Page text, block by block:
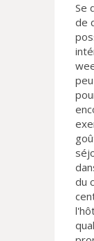
Se
de
du